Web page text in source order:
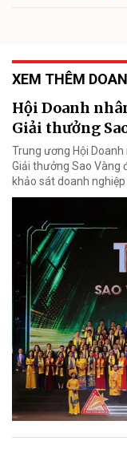
XEM THÊM
Hội Doanh
Giải thưởng
Trung ương Hội
Giải thưởng Sao Vàng
khảo sát doanh